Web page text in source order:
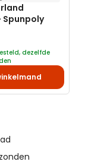
Spunpoly
dezelfde